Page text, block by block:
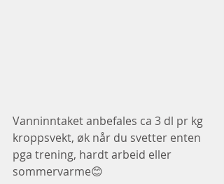
Vanninntaket anbefales ca 3 dl pr kg
kroppsvekt, øk når du svetter enten
pga trening, hardt arbeid eller
sommervarme😊